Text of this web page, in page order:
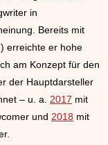
in
Bereits mit
erreichte er hohe
am Konzept für den
der Hauptdarsteller
– u. a. 2017 mit
und 2018 mit